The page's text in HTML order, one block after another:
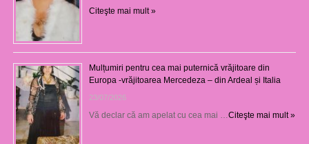
Citeşte mai mult »
Mulțumiri pentru cea mai puternică vrăjitoare din
Europa -vrăjitoarea Mercedeza – din Ardeal și Italia
23/07/2026
Vă declar că am apelat cu cea mai … Citeşte mai mult »